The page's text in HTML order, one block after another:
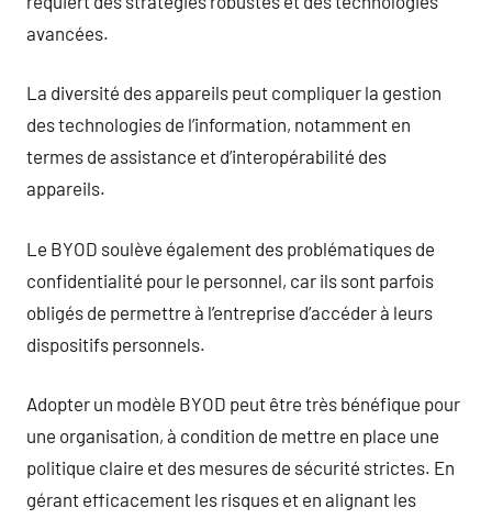
avancées.
La diversité des appareils peut compliquer la gestion
des technologies de l’information, notamment en
termes de assistance et d’interopérabilité des
appareils.
Le BYOD soulève également des problématiques de
confidentialité pour le personnel, car ils sont parfois
obligés de permettre à l’entreprise d’accéder à leurs
dispositifs personnels.
Adopter un modèle BYOD peut être très bénéfique pour
une organisation, à condition de mettre en place une
politique claire et des mesures de sécurité strictes. En
gérant efficacement les risques et en alignant les